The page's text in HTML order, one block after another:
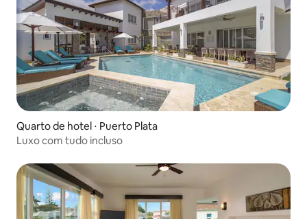
Quarto de hotel ⋅ Puerto Plata
Luxo com tudo incluso